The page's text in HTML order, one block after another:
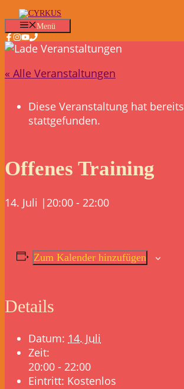
Zum
Inhalt
springen
Menü
« Alle Veranstaltungen
Diese Veranstaltung hat bereits
stattgefunden.
Offenes Training
14. Juli |20:00 - 22:00
Zum Kalender hinzufügen
Details
Datum: 14. Juli
Zeit:
20:00 - 22:00
Eintritt: Kostenlos